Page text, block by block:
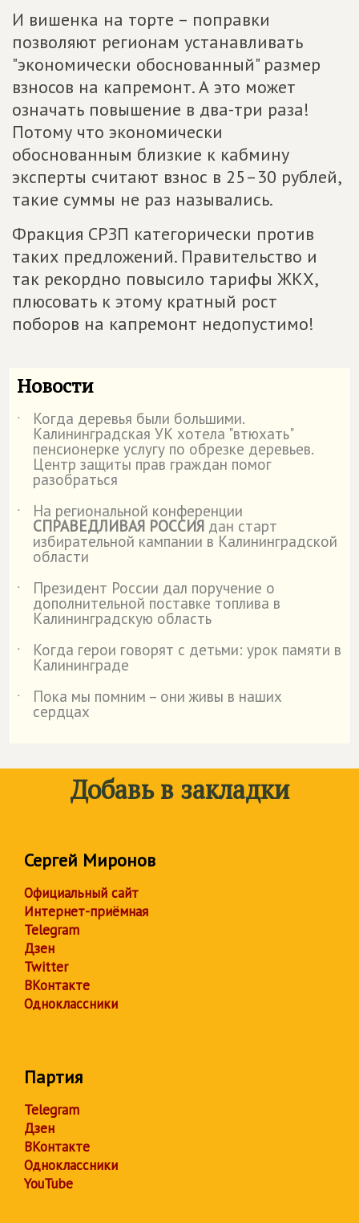
И вишенка на торте – поправки
позволяют регионам устанавливать
"экономически обоснованный" размер
взносов на капремонт. А это может
означать повышение в два-три раза!
Потому что экономически
обоснованным близкие к кабмину
эксперты считают взнос в 25–30 рублей,
такие суммы не раз назывались.
Фракция СРЗП категорически против
таких предложений. Правительство и
так рекордно повысило тарифы ЖКХ,
плюсовать к этому кратный рост
поборов на капремонт недопустимо!
Новости
˙ Когда деревья были большими.
Калининградская УК хотела "втюхать"
пенсионерке услугу по обрезке деревьев.
Центр защиты прав граждан помог
разобраться
˙
На региональной конференции
СПРАВЕДЛИВАЯ РОССИЯ дан старт
избирательной кампании в Калининградской
области
˙
Президент России дал поручение о
дополнительной поставке топлива в
Калининградскую область
˙
Когда герои говорят с детьми: урок памяти в
Калининграде
˙
Пока мы помним – они живы в наших
сердцах
Добавь в закладки
Сергей Миронов
Официальный сайт
Интернет-приёмная
Telegram
Дзен
Twitter
ВКонтакте
Одноклассники
Партия
Telegram
Дзен
ВКонтакте
Одноклассники
YouTube